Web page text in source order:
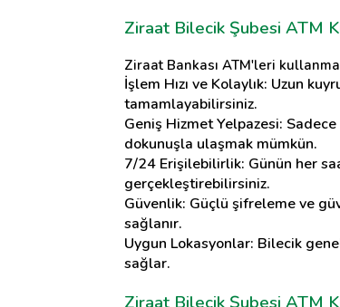
Ziraat Bilecik Şubesi ATM
Ziraat Bankası ATM'leri
İşlem Hızı ve Kolaylık: Uzun
tamamlayabilirsiniz.
Geniş Hizmet Yelpazesi:
dokunuşla ulaşmak mümkün.
7/24 Erişilebilirlik: Günün her
gerçekleştirebilirsiniz.
Güvenlik: Güçlü şifreleme ve
sağlanır.
Uygun Lokasyonlar: Bilecik
sağlar.